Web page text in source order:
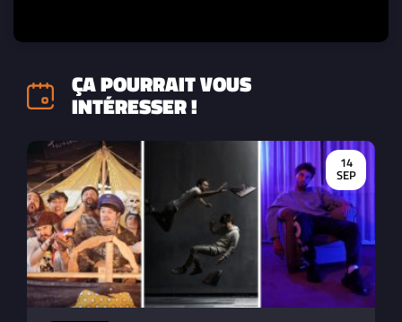
ÇA POURRAIT VOUS
INTÉRESSER !
14
SEP